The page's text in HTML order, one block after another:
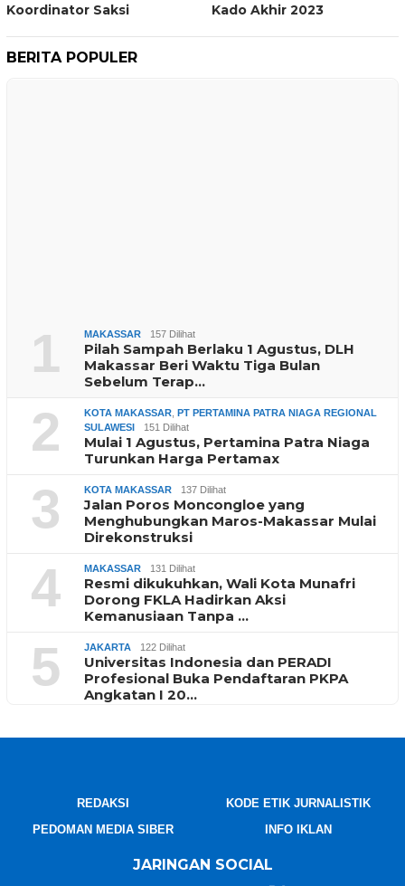
Koordinator Saksi
Kado Akhir 2023
BERITA POPULER
1 MAKASSAR 157 Dilihat
Pilah Sampah Berlaku 1 Agustus, DLH
Makassar Beri Waktu Tiga Bulan
Sebelum Terap…
2 KOTA MAKASSAR PT PERTAMINA PATRA NIAGA REGIONAL
SULAWESI
151 Dilihat
Mulai 1 Agustus, Pertamina Patra Niaga
Turunkan Harga Pertamax
3 KOTA MAKASSAR 137 Dilihat
Jalan Poros Moncongloe yang
Menghubungkan Maros-Makassar Mulai
Direkonstruksi
4 MAKASSAR 131 Dilihat
Resmi dikukuhkan, Wali Kota Munafri
Dorong FKLA Hadirkan Aksi
Kemanusiaan Tanpa …
5 JAKARTA 122 Dilihat
Universitas Indonesia dan PERADI
Profesional Buka Pendaftaran PKPA
Angkatan I 20…
REDAKSI
KODE ETIK JURNALISTIK
PEDOMAN MEDIA SIBER
INFO IKLAN
JARINGAN SOCIAL